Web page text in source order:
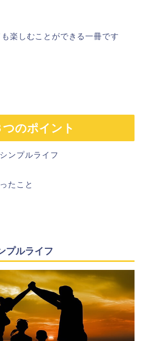
楽しむことができる一冊です
のポイント
ンプルライフ
たこと
プルライフ